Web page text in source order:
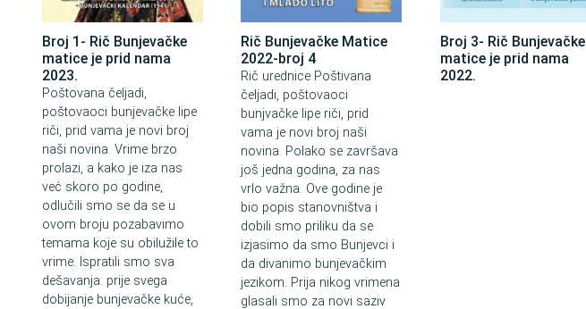
Broj 1- Rič Bunjevačke
matice je prid nama
2023.
Poštovana čeljadi,
poštovaoci bunjevačke lipe
riči, prid vama je novi broj
naši novina. Vrime brzo
prolazi, a kako je iza nas
već skoro po godine,
odlučili smo se da se u
ovom broju pozabavimo
temama koje su obilužile to
vrime. Ispratili smo sva
dešavanja: prije svega
dobijanje bunjevačke kuće,
Rič Bunjevačke Matice
2022-broj 4
Rič urednice Poštivana
čeljadi, poštovaoci
bunjvačke lipe riči, prid
vama je novi broj naši
novina. Polako se završava
još jedna godina, za nas
vrlo važna. Ove godine je
bio popis stanovništva i
dobili smo priliku da se
izjasimo da smo Bunjevci i
da divanimo bunjevačkim
jezikom. Prija nikog vrimena
glasali smo za novi saziv
Broj 3- Rič Bunjevačke
matice je prid nama
2022.